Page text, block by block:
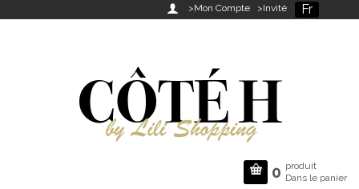
Fr
 >Mon Compte >Invité
 0 produit
Dans le panier